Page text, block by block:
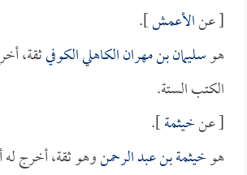
[ عنالأعمش].
هوسليمان بن مهران الكاهلي الكوفيثقة،
الكتب الستة.
[ عنخيثمة].
هوخيثمة بن عبد الرحمنوهو ثقة، أخرج